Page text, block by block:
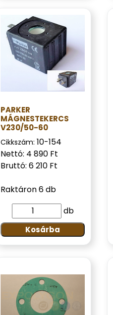
PARKER
MÁGNESTEKERCS
V230/50-60
Cikkszám: 10-154
Nettó: 4 890 Ft
Bruttó: 6 210 Ft
Raktáron 6 db
db
Kosárba